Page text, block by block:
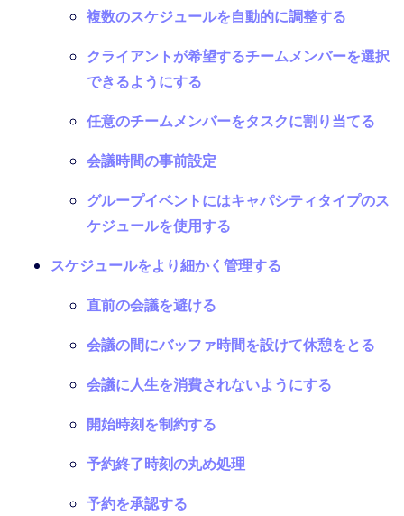
複数のスケジュールを自動的に調整する
クライアントが希望するチームメンバーを選択
できるようにする
任意のチームメンバーをタスクに割り当てる
会議時間の事前設定
グループイベントにはキャパシティタイプのス
ケジュールを使用する
スケジュールをより細かく管理する
直前の会議を避ける
会議の間にバッファ時間を設けて休憩をとる
会議に人生を消費されないようにする
開始時刻を制約する
予約終了時刻の丸め処理
予約を承認する